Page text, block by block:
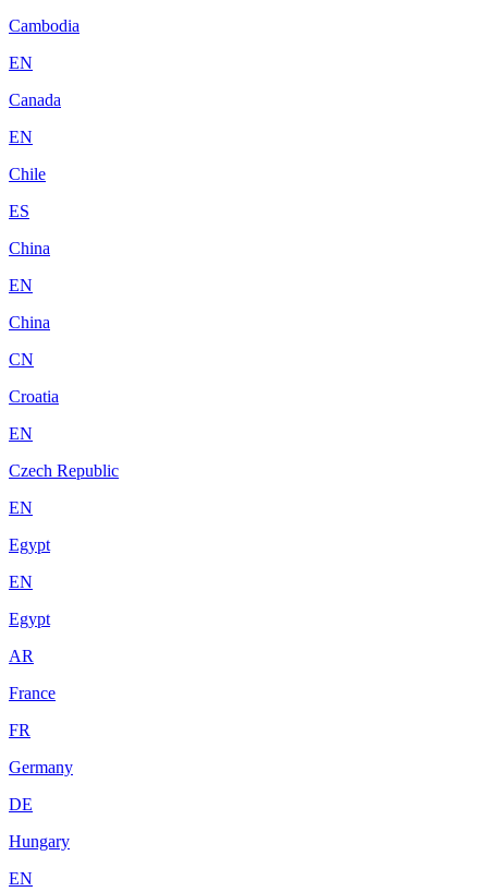
Cambodia
EN
Canada
EN
Chile
ES
China
EN
China
CN
Croatia
EN
Czech Republic
EN
Egypt
EN
Egypt
AR
France
FR
Germany
DE
Hungary
EN